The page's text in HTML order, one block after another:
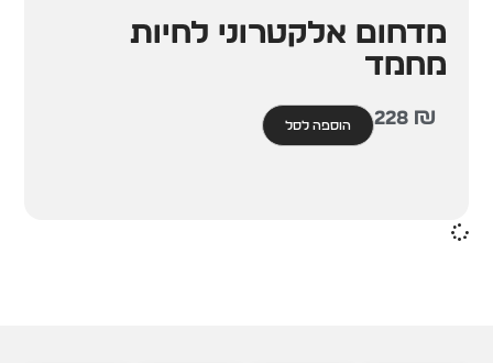
מדחום אלקטרוני לחיות
מחמד
228 ₪ הוספה לסל